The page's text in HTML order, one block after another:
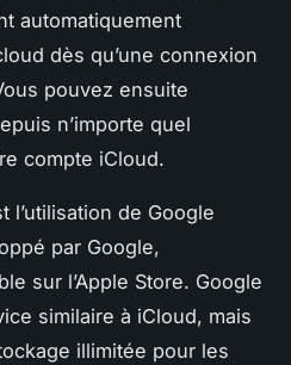
automatiquement
dès qu’une connexion
pouvez ensuite
n’importe quel
compte iCloud.
l’utilisation de Google
par Google,
sur l’Apple Store. Google
similaire à iCloud, mais
illimitée pour les